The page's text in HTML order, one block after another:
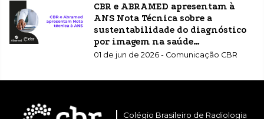
CBR e ABRAMED apresentam à
ANS Nota Técnica sobre a
sustentabilidade do diagnóstico
por imagem na saúde
suplementar
01 de jun de 2026 - Comunicação CBR
Colégio Brasileiro de Radiologia